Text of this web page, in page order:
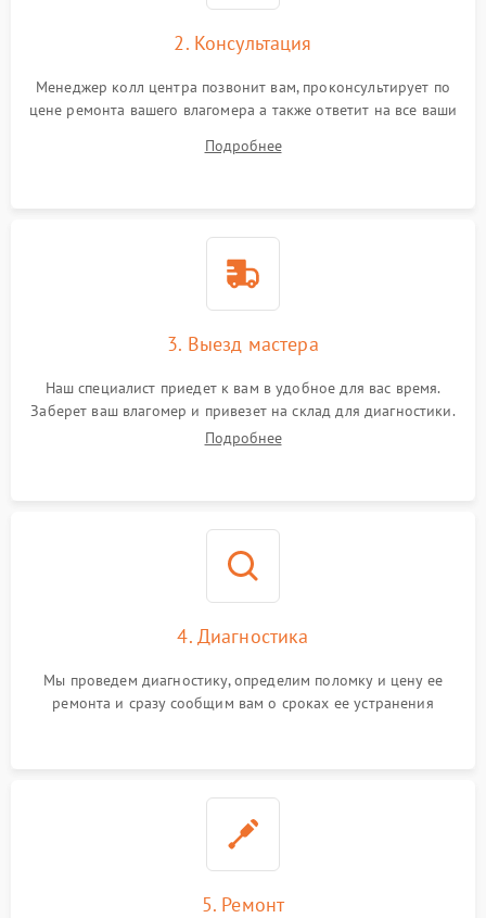
2. Консультация
Менеджер колл центра позвонит вам, проконсультирует по
цене ремонта вашего влагомера а также ответит на все ваши
Подробнее
3. Выезд мастера
Наш специалист приедет к вам в удобное для вас время.
Заберет ваш влагомер и привезет на склад для диагностики.
Подробнее
4. Диагностика
Мы проведем диагностику, определим поломку и цену ее
ремонта и сразу сообщим вам о сроках ее устранения
5. Ремонт